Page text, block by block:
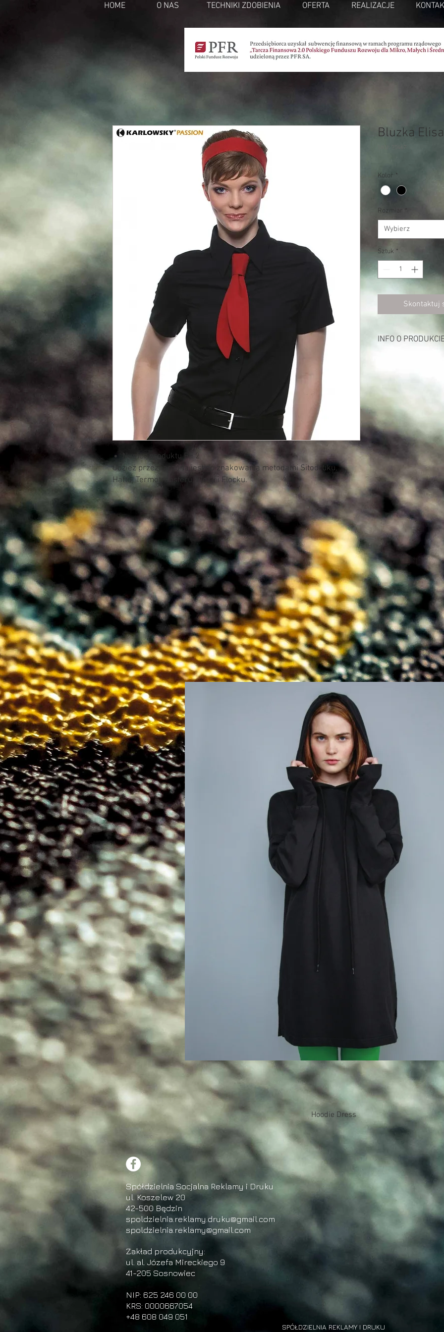
HOME O NAS TECHNIKI ZDOBIENIA OFERTA REALIZACJE
Numer produktu BF 2
Odzież przeznaczona jest do znakowania metodami Sitodruku,
Haftu, Termotransferu, Flexu i Flocku.
Bluzka
Kolor *
Rozmiar *
Wybierz
Sztuk *
Skontaktuj
INFO O
Klasyczny kołnierz
Szwy Vienna,
Dopasowany krój
Nadaje się do prania
Pranie w temp. do 95°
Podgląd
Hoodie Dress
Spółdzielnia Socjalna Reklamy i Druku
ul. Koszelew 20
42-500 Będzin
spoldzielnia.reklamy.druku@gmail.com
spoldzielnia.reklamy@gmail.com
Zakład produkcyjny:
ul. al. Józefa Mireckiego 9
41-205 Sosnowiec
NIP: 625 246 00 00
KRS: 0000667054
+48 608 049 051
SPÓŁDZIELNIA REKLAMY I DRUKU